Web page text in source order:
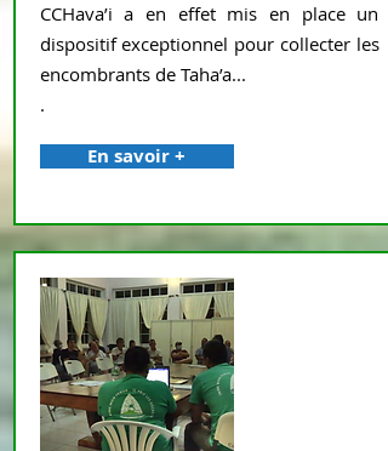
CCHava’i a en effet mis en place un
dispositif exceptionnel pour collecter les
encombrants de Taha’a...
.
En savoir +